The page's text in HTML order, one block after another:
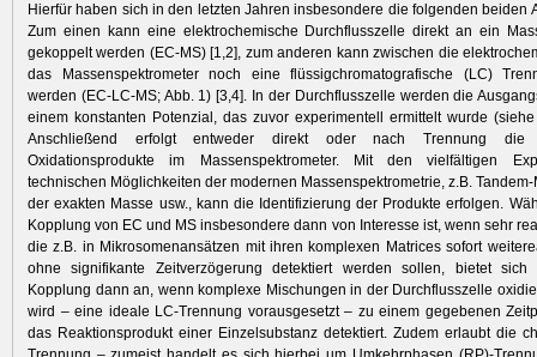
Hierfür haben sich in den letzten Jahren insbesondere die folgenden beiden
Zum einen kann eine elektrochemische Durchflusszelle direkt an ein
gekoppelt werden (EC-MS) [1,2], zum anderen kann zwischen die
das Massen­spektrometer noch eine flüssigchromatografische (LC)
werden (EC-LC-MS; Abb. 1) [3,4]. In der Durchflusszelle werden die
einem konstanten Potenzial, das zuvor experimentell ermittelt wurde
Anschließend erfolgt entweder direkt oder nach Trennung die
Oxidationsprodukte im Massenspektro­meter. Mit den vielfältigen
technischen Möglichkeiten der modernen Massenspektrometrie, z.B.
der exakten Masse usw., kann die Identifizierung der Produkte erfolgen.
Kopplung von EC und MS insbesondere dann von Interesse ist, wenn sehr
die z.B. in Mikrosomenansätzen mit ihren komplexen Matrices sofort
ohne signifikante Zeitverzögerung detektiert werden sollen, bietet sich
Kopplung dann an, wenn komplexe Mischungen in der Durchflusszelle
wird – eine ideale LC-Trennung voraus­gesetzt – zu einem gegebenen
das Reaktionsprodukt einer Einzelsubstanz detektiert. Zudem erlaubt die